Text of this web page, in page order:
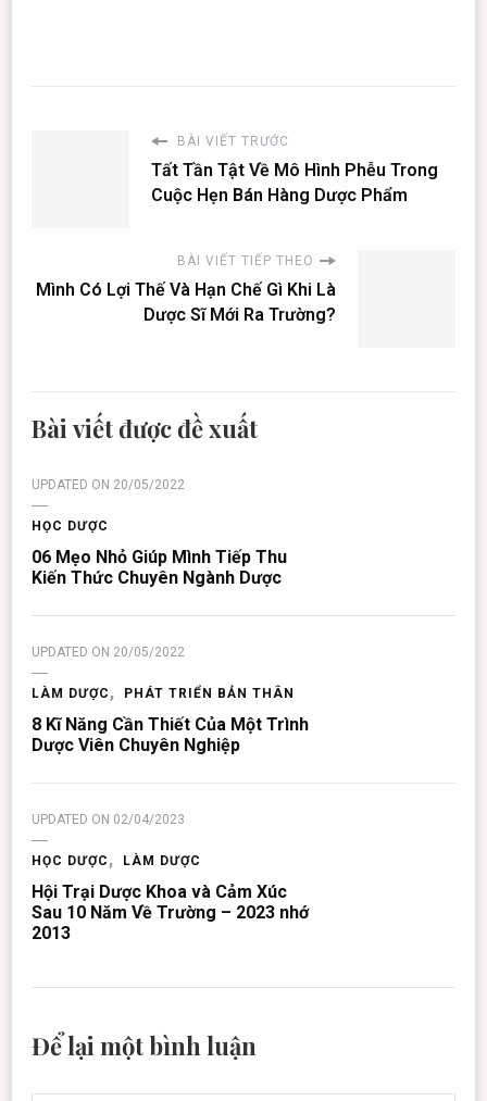
BÀI VIẾT TRƯỚC
Tất Tần Tật Về Mô Hình Phễu Trong
Cuộc Hẹn Bán Hàng Dược Phẩm
BÀI VIẾT TIẾP THEO
Mình Có Lợi Thế Và Hạn Chế Gì Khi Là
Dược Sĩ Mới Ra Trường?
Bài viết được đề xuất
UPDATED ON 20/05/2022
HỌC DƯỢC
06 Mẹo Nhỏ Giúp Mình Tiếp Thu
Kiến Thức Chuyên Ngành Dược
UPDATED ON 20/05/2022
LÀM DƯỢC PHÁT TRIỂN BẢN THÂN
8 Kĩ Năng Cần Thiết Của Một Trình
Dược Viên Chuyên Nghiệp
UPDATED ON 02/04/2023
HỌC DƯỢC LÀM DƯỢC
Hội Trại Dược Khoa và Cảm Xúc
Sau 10 Năm Về Trường – 2023 nhớ
2013
Để lại một bình luận